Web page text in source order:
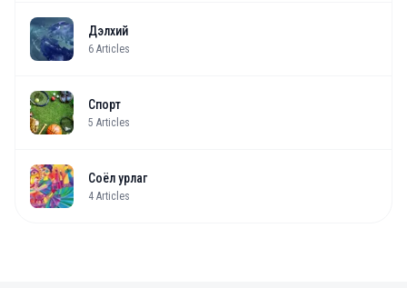
Дэлхий
6 Articles
Спорт
5 Articles
Соёл урлаг
4 Articles